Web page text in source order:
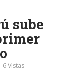
sube
6 Vistas